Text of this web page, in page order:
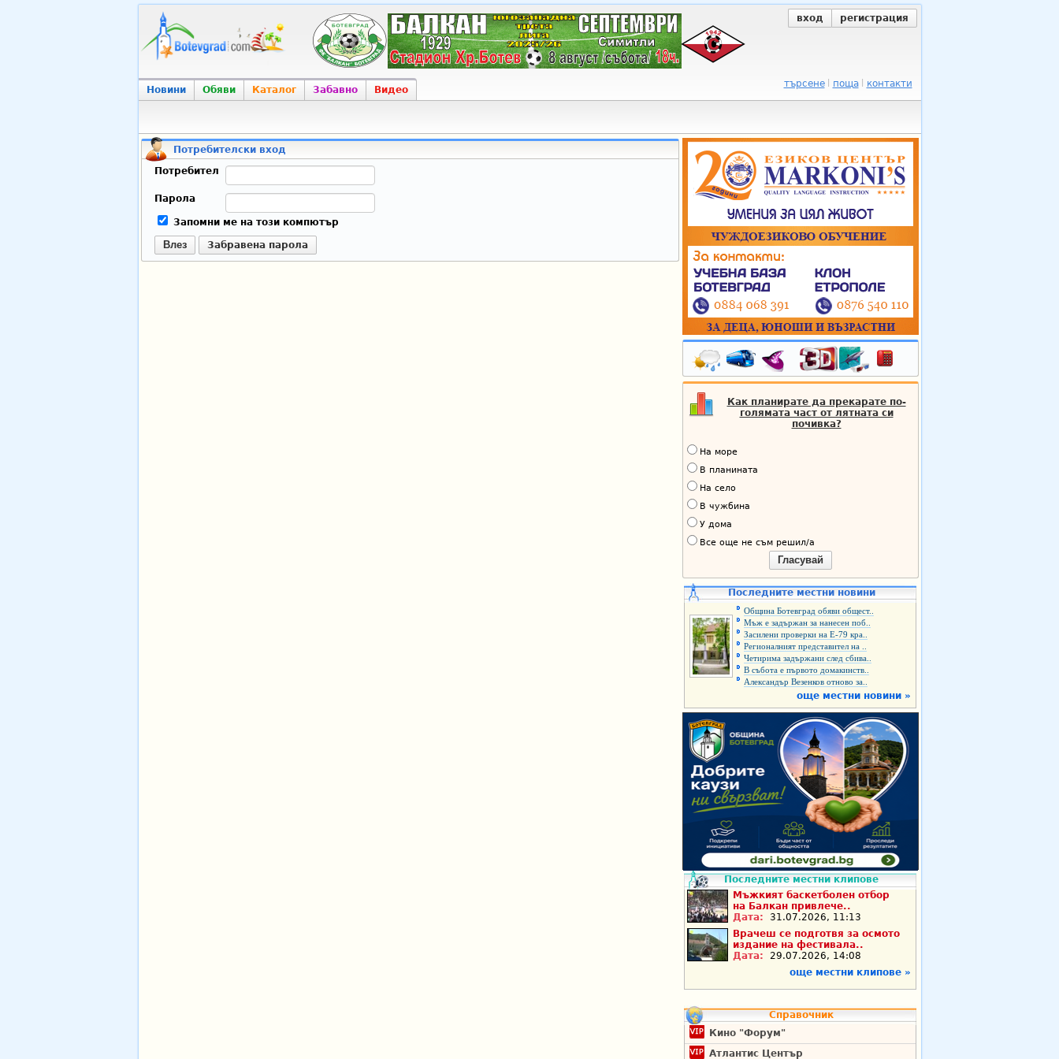
вход регистрация
Новини Обяви Каталог Забавно Видео
търсене поща контакти
Потребителски вход
Потребител
Парола
Запомни ме на този компютър
Влез Забравена парола
Как планирате да прекарате по-
голямата част от лятната си
почивка?
На море
В планината
На село
В чужбина
У дома
Все още не съм решил/а
Гласувай
Последните местни новини
Община Ботевград обяви общест..
Мъж е задържан за нанесен поб..
Засилени проверки на Е-79 кра..
Регионалният представител на ..
Четирима задържани след сбива..
В събота е първото домакинств..
Александър Везенков отново за..
още местни новини »
Последните местни клипове
Мъжкият баскетболен отбор
на Балкан привлече..
Дата:
31.07.2026, 11:13
Врачеш се подготвя за осмото
издание на фестивала..
Дата:
29.07.2026, 14:08
още местни клипове »
Справочник
Кино "Форум"
Атлантис Център